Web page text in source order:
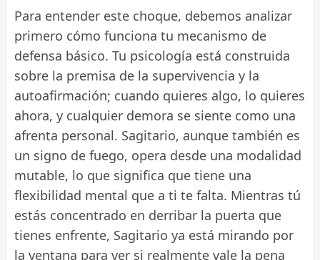
Para entender este choque, debemos analizar
primero cómo funciona tu mecanismo de
defensa básico. Tu psicología está construida
sobre la premisa de la supervivencia y la
autoafirmación; cuando quieres algo, lo quieres
ahora, y cualquier demora se siente como una
afrenta personal. Sagitario, aunque también es
un signo de fuego, opera desde una modalidad
mutable, lo que significa que tiene una
flexibilidad mental que a ti te falta. Mientras tú
estás concentrado en derribar la puerta que
tienes enfrente, Sagitario ya está mirando por
la ventana para ver si realmente vale la pena